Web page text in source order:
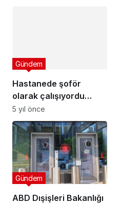
Hastanede şoför
olarak çalışıyordu
atamayla müdür
yardımcısı yapıldı
Gündem
5 yıl önce
ABD Dışişleri Bakanlığı
Gündem